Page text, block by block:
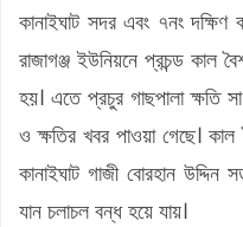
কানাইঘাট সদর এবং ৭নং দক্ষিণ
রাজাগঞ্জ ইউনিয়নে প্রচন্ড কাল
হয়। এতে প্রচুর গাছপালা ক্ষতি
ও ক্ষতির খবর পাওয়া গেছে। কাল
কানাইঘাট গাজী বোরহান উদ্দিন
যান চলাচল বন্ধ হয়ে যায়।